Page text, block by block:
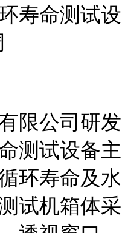
寿命测试设
限公司研发
测试设备主
环寿命及水
试机箱体采